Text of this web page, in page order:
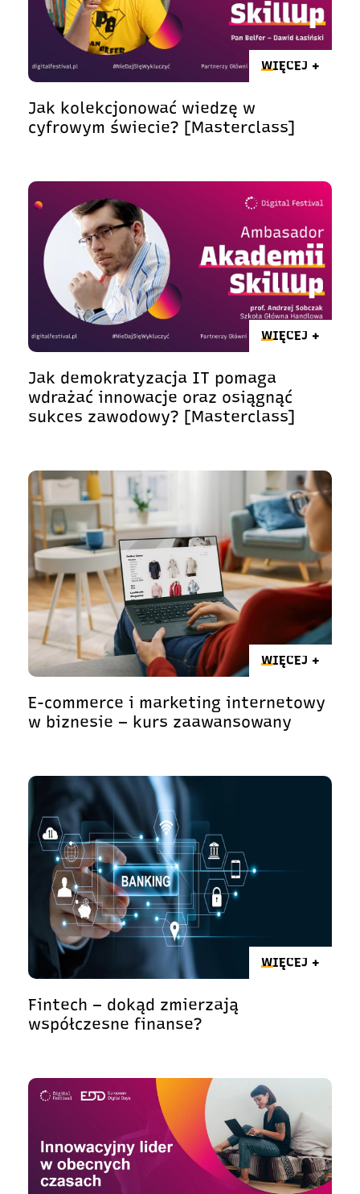
WIĘCEJ +
Jak kolekcjonować wiedzę w
cyfrowym świecie? [Masterclass]
WIĘCEJ +
Jak demokratyzacja IT pomaga
wdrażać innowacje oraz osiągnąć
sukces zawodowy? [Masterclass]
WIĘCEJ +
E-commerce i marketing internetowy
w biznesie – kurs zaawansowany
WIĘCEJ +
Fintech – dokąd zmierzają
współczesne finanse?